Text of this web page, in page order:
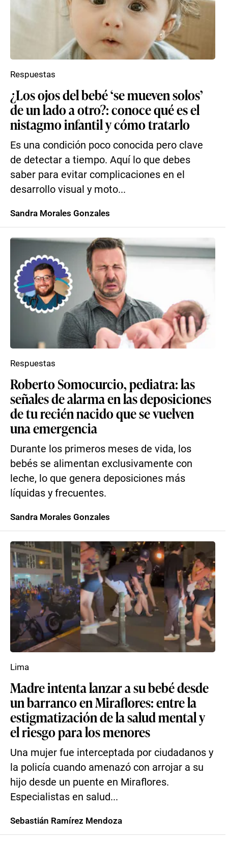
¿Los ojos del bebé ‘se mueven solos’
de un lado a otro?: conoce qué es el
nistagmo infantil y cómo tratarlo
Es una condición poco conocida pero clave
de detectar a tiempo. Aquí lo que debes
saber para evitar complicaciones en el
desarrollo visual y moto...
Respuestas
Sandra Morales Gonzales
Roberto Somocurcio, pediatra: las
señales de alarma en las deposiciones
de tu recién nacido que se vuelven
una emergencia
Durante los primeros meses de vida, los
bebés se alimentan exclusivamente con
leche, lo que genera deposiciones más
líquidas y frecuentes.
Respuestas
Sandra Morales Gonzales
Madre intenta lanzar a su bebé desde
un barranco en Miraflores: entre la
estigmatización de la salud mental y
el riesgo para los menores
Una mujer fue interceptada por ciudadanos y
la policía cuando amenazó con arrojar a su
hijo desde un puente en Miraflores.
Especialistas en salud...
Lima
Sebastián Ramírez Mendoza